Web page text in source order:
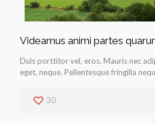
Videamus animi partes
Duis porttitor vel, eros. Mauris nec
eget, neque. Pellentesque fringilla
30